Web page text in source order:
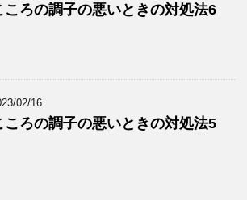
ころの調子の悪いときの対処法6
02/16
ころの調子の悪いときの対処法5